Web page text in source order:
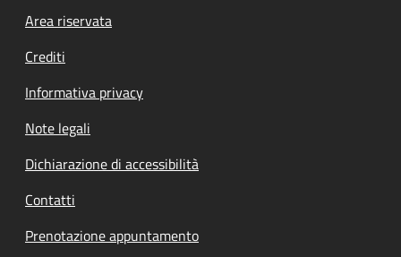
Footer menu
Area riservata
Crediti
Informativa privacy
Note legali
Dichiarazione di accessibilità
Contatti
Prenotazione appuntamento